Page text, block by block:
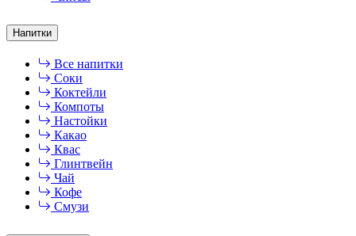
Напитки
Все напитки
Соки
Коктейли
Компоты
Настойки
Какао
Квас
Глинтвейн
Чай
Кофе
Смузи